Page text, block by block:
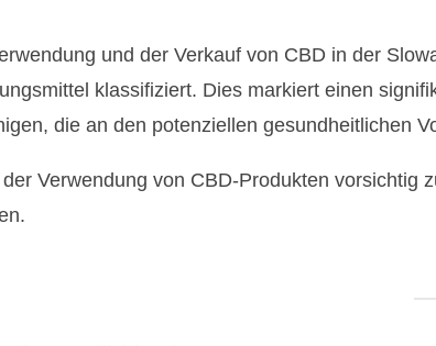
und der Verkauf von CBD in der
klassifiziert. Dies markiert einen
die an den potenziellen gesundheitlichen
Verwendung von CBD-Produkten